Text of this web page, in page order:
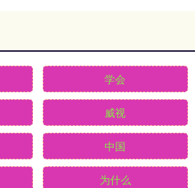
学会
威视
中国
为什么